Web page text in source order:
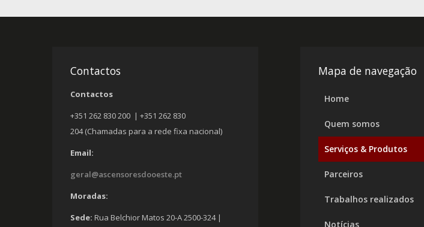
Contactos
Contactos
+351 262 830 200 | +351 262 830
204 (Chamadas para a rede fixa nacional)
Email:
geral@ascensoresdooeste.pt
Moradas:
Sede: Rua Belchior Matos 20-A 2500-324 |
Mapa de navegação
Home
Quem somos
Serviços & Produtos
Parceiros
Trabalhos realizados
Notícias